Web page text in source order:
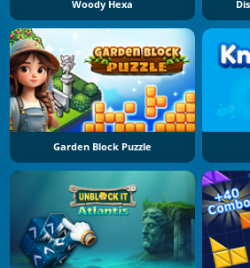
Woody Hexa
Garden Block Puzzle